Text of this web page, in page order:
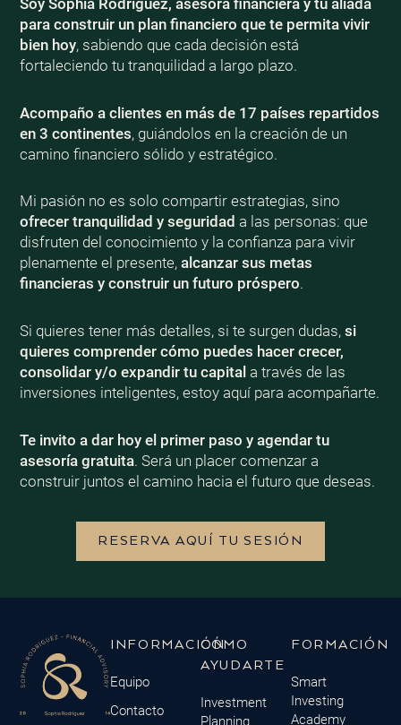
para construir un plan financiero que te permita vivir
bien hoy, sabiendo que cada decisión está
fortaleciendo tu tranquilidad a largo plazo.
Acompaño a clientes en más de 17 países repartidos
en 3 continentes, guiándolos en la creación de un
camino financiero sólido y estratégico.
Mi pasión no es solo compartir estrategias, sino
ofrecer tranquilidad y seguridad a las personas: que
disfruten del conocimiento y la confianza para vivir
plenamente el presente, alcanzar sus metas
financieras y construir un futuro próspero.
Si quieres tener más detalles, si te surgen dudas, si
quieres comprender cómo puedes hacer crecer,
consolidar y/o expandir tu capital a través de las
inversiones inteligentes, estoy aquí para acompañarte.
Te invito a dar hoy el primer paso y agendar tu
asesoría gratuita. Será un placer comenzar a
construir juntos el camino hacia el futuro que deseas.
RESERVA AQUÍ TU SESIÓN
INFORMACIÓN
Equipo
Contacto
CÓMO
AYUDARTE
Investment
Planning
FORMACIÓN
Smart
Investing
Academy